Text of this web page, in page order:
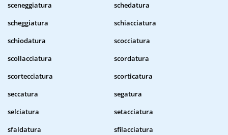
sceneggiatura
schedatura
scheggiatura
schiacciatura
schiodatura
scocciatura
scollacciatura
scordatura
scortecciatura
scorticatura
seccatura
segatura
selciatura
setacciatura
sfaldatura
sfilacciatura